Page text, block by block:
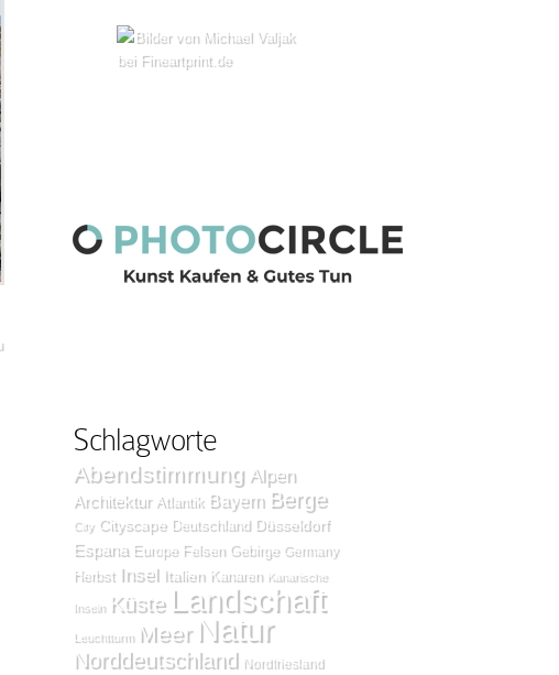
Schlagworte
Abendstimmung Alpen
Architektur Atlantik Bayern Berge
City Cityscape Deutschland Düsseldorf
Espana Europe Felsen Gebirge Germany
Herbst Insel Italien Kanaren Kanarische
Inseln Küste Landschaft
Leuchtturm Meer Natur
Norddeutschland Nordfriesland